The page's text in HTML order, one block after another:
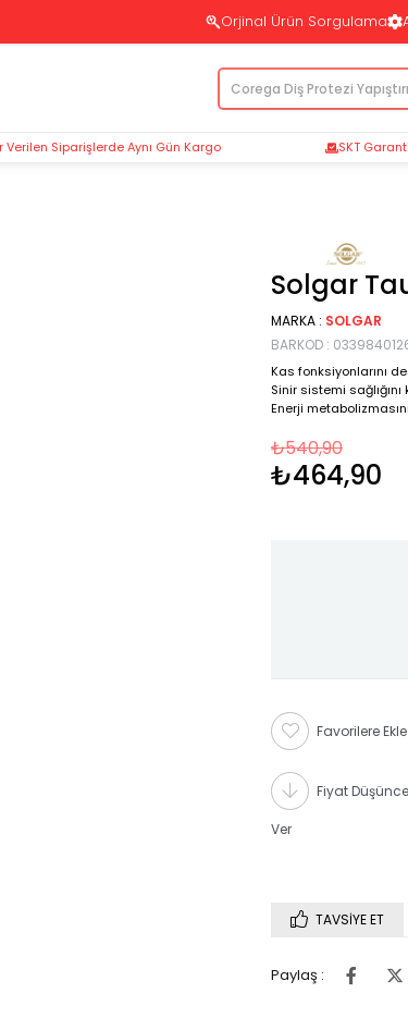
Orjinal Ürün Sorgulama
Siparişlerde Aynı Gün Kargo SKT
Solgar
MARKA : SOLGAR
BARKOD :
Kas fonksiyonlarını
Sinir sistemi sağlığını
Enerji
₺540,90
₺464,90
Favorilere Ekle
Fiyat
Ver
TAVSIYE ET
Paylaş :